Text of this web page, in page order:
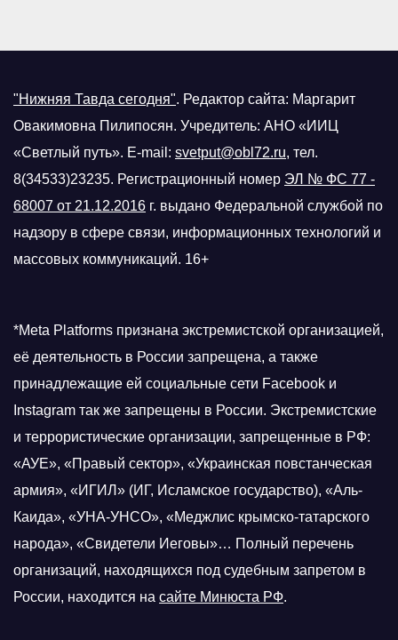
"Нижняя Тавда сегодня". Редактор сайта: Маргарит
Овакимовна Пилипосян. Учредитель: АНО «ИИЦ
«Светлый путь». E-mail: svetput@obl72.ru, тел.
8(34533)23235. Регистрационный номер ЭЛ № ФС 77 -
68007 от 21.12.2016 г. выдано Федеральной службой по
надзору в сфере связи, информационных технологий и
массовых коммуникаций. 16+
*Meta Platforms признана экстремистской организацией,
её деятельность в России запрещена, а также
принадлежащие ей социальные сети Facebook и
Instagram так же запрещены в России. Экстремистские
и террористические организации, запрещенные в РФ:
«АУЕ», «Правый сектор», «Украинская повстанческая
армия», «ИГИЛ» (ИГ, Исламское государство), «Аль-
Каида», «УНА-УНСО», «Меджлис крымско-татарского
народа», «Свидетели Иеговы»… Полный перечень
организаций, находящихся под судебным запретом в
России, находится на сайте Минюста РФ.